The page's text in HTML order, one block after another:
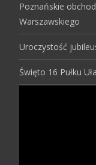
Poznańskie
Warszawskiego
Uroczystość
Święto 16 Pułku